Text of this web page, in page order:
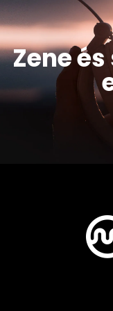
2 év prémium
Zene